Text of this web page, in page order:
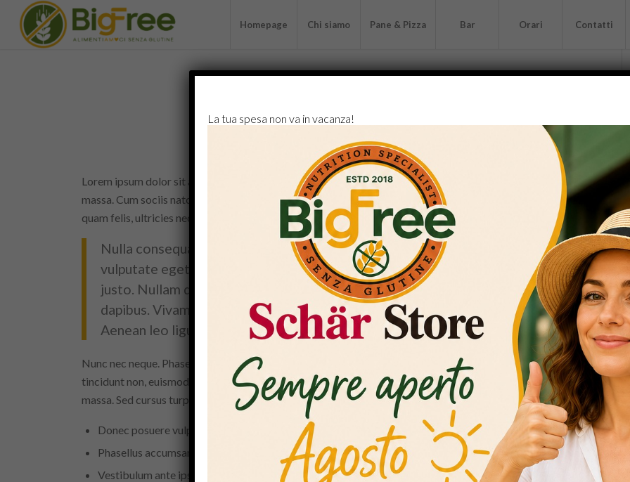
Homepage Chi siamo Pane & Pizza Bar Orari Contatti
A NICE POST
Lorem ipsum dolor sit amet, consectetuer adipiscing elit. Aenean commodo ligula eget dolor. Aenean
massa. Cum sociis natoque penatibus et magnis dis parturient montes, nascetur ridiculus mus. Donec
quam felis, ultricies nec, pellentesque eu, pretium quis, sem.
Nulla consequat massa quis enim. Donec pede justo, fringilla vel, aliquet nec,
vulputate eget, arcu. In enim justo, rhoncus ut, imperdiet a, venenatis vitae,
justo. Nullam dictum felis eu pede mollis pretium. Integer tincidunt. Cras
dapibus. Vivamus elementum semper nisi. Aenean vulputate eleifend tellus.
Aenean leo ligula, porttitor eu, consequat vitae, eleifend ac, enim.
Nunc nec neque. Phasellus leo dolor, tempus non, auctor et, hendrerit quis, nisi. Curabitur ligula sapien,
tincidunt non, euismod vitae, posuere imperdiet, leo. Maecenas malesuada. Praesent congue erat at
massa. Sed cursus turpis vitae tortor.
Donec posuere vulputate arcu.
Phasellus accumsan cursus velit.
Vestibulum ante ipsum primis in faucibus orci luctus et ultrices posuere cubilia Curae;
La tua spesa non va in vacanza!